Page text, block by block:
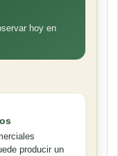
hoy en
producir un